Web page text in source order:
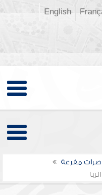
English
مفرغة